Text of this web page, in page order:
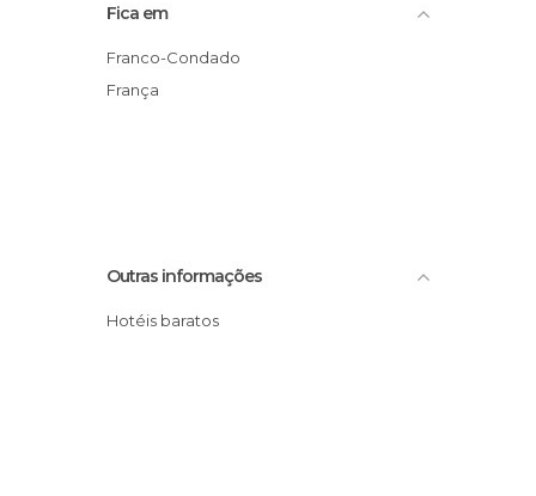
Fica em
Franco-Condado
França
Outras informações
Hotéis baratos